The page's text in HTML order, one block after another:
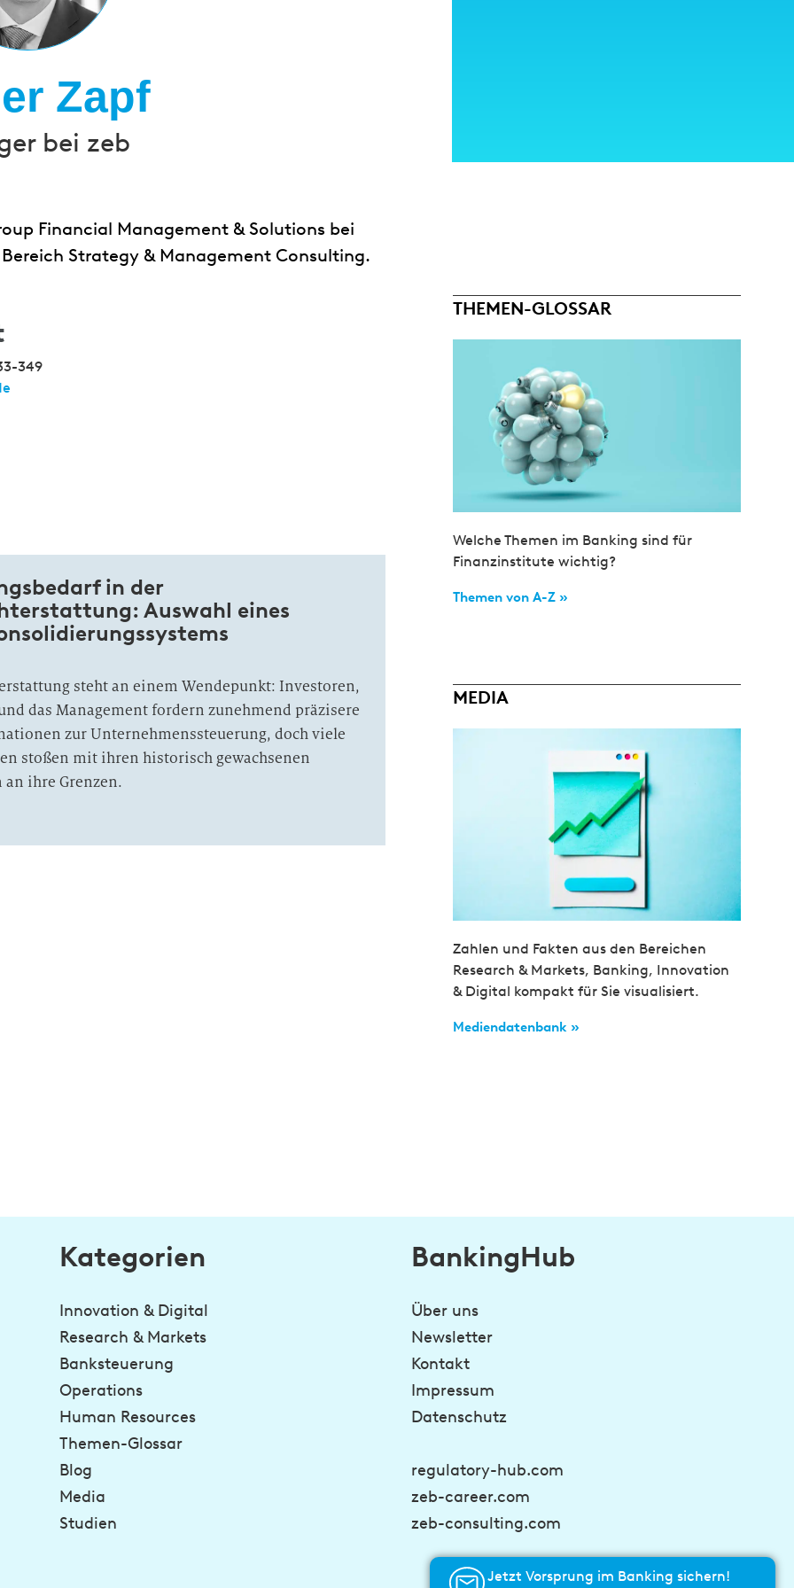
Zapf
bei zeb
Financial Management & Solutions bei
Strategy & Management Consulting.
349
in der
Auswahl eines
steht an einem Wendepunkt: Investoren,
das Management fordern zunehmend präzisere
zur Unternehmenssteuerung, doch viele
stoßen mit ihren historisch gewachsenen
an ihre Grenzen.
THEMEN-GLOSSAR
Welche Themen im Banking sind für
Finanzinstitute wichtig?
Themen von A-Z »
MEDIA
Zahlen und Fakten aus den Bereichen
Research & Markets, Banking, Innovation
& Digital kompakt für Sie visualisiert.
Mediendatenbank »
Kategorien
Innovation & Digital
Research & Markets
Banksteuerung
Operations
Human Resources
Themen-Glossar
Blog
Media
Studien
BankingHub
Über uns
Newsletter
Kontakt
Impressum
Datenschutz
regulatory-hub.com
zeb-career.com
zeb-consulting.com
Jetzt Vorsprung im Banking sichern!